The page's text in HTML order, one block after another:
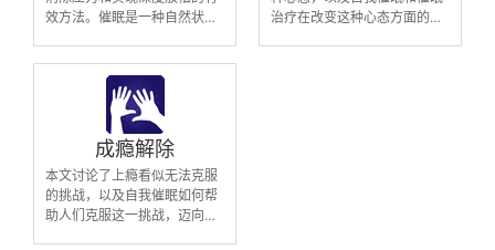
效方法。催眠是一种自然状
松体验。我们的“创造性放松”
MP3音频与其他专注于克服特
定问题的自我催眠音频不同，
它们通过引导图像和舒缓的声
音创建了一个丰富而生动的心
理环境，旨在促进深度放松。
这种独特的放松体验为个人提
供了一种真正的、个性化的途
治疗在改变这种心态方面的潜
成瘾解除
本文讨论了上瘾看似无法克服
的挑战，以及自我催眠如何帮
助人们克服这一挑战，迈向自